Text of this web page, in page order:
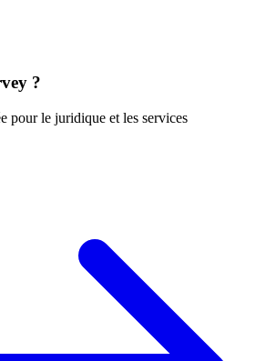
?
pour le juridique et les services